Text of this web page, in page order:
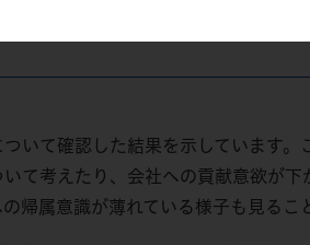
いて確認した結果を示しています
て考えたり、会社への貢献意欲が
帰属意識が薄れている様子も見るこ